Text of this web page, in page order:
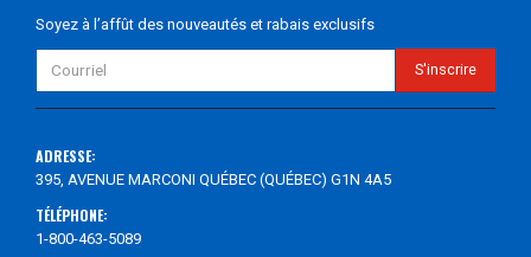
Soyez à l’affût des nouveautés et rabais exclusifs
ADRESSE:
395, AVENUE MARCONI QUÉBEC (QUÉBEC) G1N 4A5
TÉLÉPHONE:
1-800-463-5089